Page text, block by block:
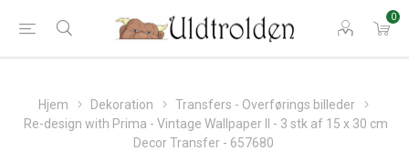
0
Hjem Dekoration
Transfers - Overførings billeder
Re-design with Prima - Vintage Wallpaper II - 3 stk af 15 x 30 cm
Decor Transfer - 657680